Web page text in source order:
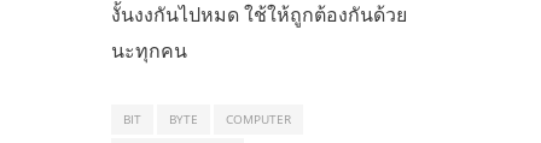
งั้นงงกันไปหมด ใช้ให้ถูกต้องกันด้วย
นะทุกคน
BIT BYTE
COMPUTER